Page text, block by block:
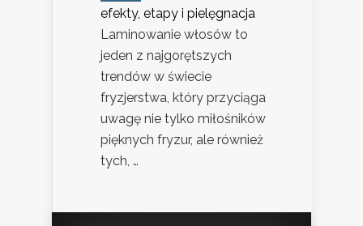
efekty, etapy i pielęgnacja
Laminowanie włosów to
jeden z najgorętszych
trendów w świecie
fryzjerstwa, który przyciąga
uwagę nie tylko miłośników
pięknych fryzur, ale również
tych, …